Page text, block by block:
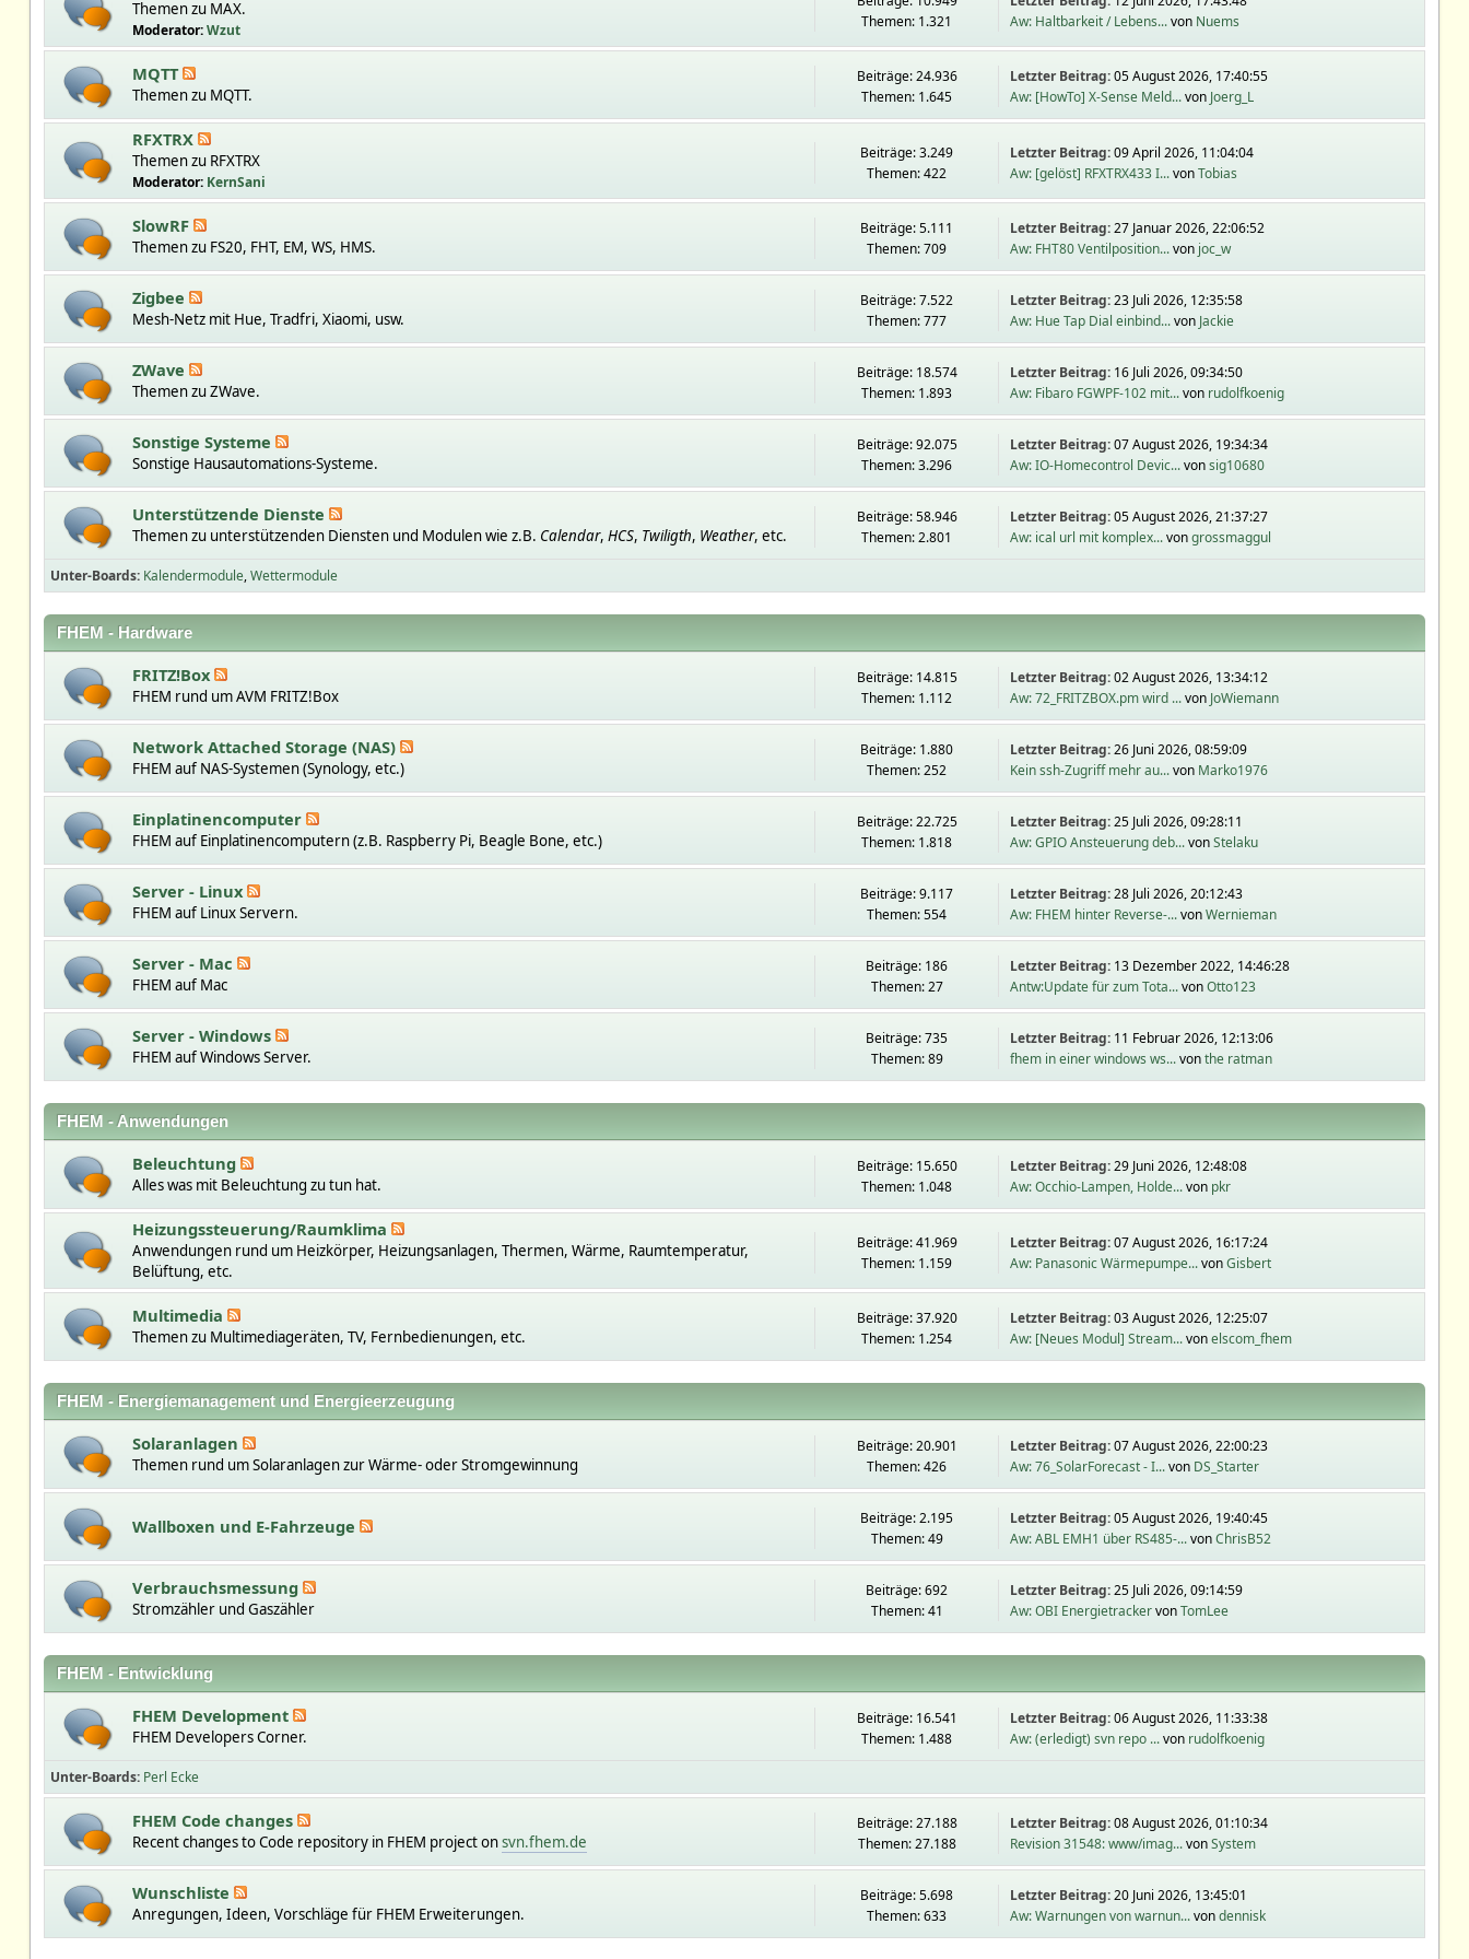
Themen zu MAX.
Moderator:Wzut
Themen: 1.321
Aw: Haltbarkeit / Lebens...von Nuems
MQTT
Themen zu MQTT.
Beiträge: 24.936
Themen: 1.645
Letzter Beitrag:05 August 2026, 17:40:55
Aw: [HowTo] X-Sense Meld...von Joerg_L
RFXTRX
Themen zu RFXTRX
Moderator: KernSani
Beiträge: 3.249
Themen: 422
Letzter Beitrag:09 April 2026, 11:04:04
Aw: [gelöst] RFXTRX433 I...vonTobias
SlowRF
Themen zu FS20, FHT, EM, WS, HMS.
Beiträge: 5.111
Themen: 709
Letzter Beitrag:27 Januar 2026, 22:06:52
Aw: FHT80 Ventilposition...von joc_w
Zigbee
Mesh-Netz mit Hue, Tradfri, Xiaomi, usw.
Beiträge: 7.522
Themen: 777
Letzter Beitrag:23 Juli 2026, 12:35:58
Aw: Hue Tap Dial einbind...von Jackie
ZWave
Themen zu ZWave.
Beiträge: 18.574
Themen: 1.893
Letzter Beitrag: 16 Juli 2026, 09:34:50
Aw: Fibaro FGWPF-102 mit...von rudolfkoenig
Sonstige Systeme
Sonstige Hausautomations-Systeme.
Beiträge: 92.075
Themen: 3.296
Letzter Beitrag:07 August 2026, 19:34:34
Aw: IO-Homecontrol Devic...vonsig10680
Unterstützende Dienste
Themen zu unterstützenden Diensten und Modulen wie z.B. Calendar, HCS, Twiligth, Weather, etc.
Beiträge: 58.946
Themen: 2.801
Letzter Beitrag:05 August 2026, 21:37:27
Aw: ical url mit komplex...vongrossmaggul
Unter-Boards Kalendermodule Wettermodule
FHEM - Hardware
FRITZ!Box
FHEM rund um AVM FRITZ!Box
Beiträge: 14.815
Themen: 1.112
Letzter Beitrag:02 August 2026, 13:34:12
Aw: 72_FRITZBOX.pm wird ...von JoWiemann
Network Attached Storage (NAS)
FHEM auf NAS-Systemen (Synology, etc.)
Beiträge: 1.880
Themen: 252
Letzter Beitrag:26 Juni 2026, 08:59:09
Kein ssh-Zugriff mehr au...von Marko1976
Einplatinencomputer
FHEM auf Einplatinencomputern (z.B. Raspberry Pi, Beagle Bone, etc.)
Beiträge: 22.725
Themen: 1.818
Letzter Beitrag:25 Juli 2026, 09:28:11
Aw: GPIO Ansteuerung deb...vonStelaku
Server - Linux
FHEM auf Linux Servern.
Beiträge: 9.117
Themen: 554
Letzter Beitrag:28 Juli 2026, 20:12:43
Aw: FHEM hinter Reverse-...vonWernieman
Server - Mac
FHEM auf Mac
Beiträge: 186
Themen: 27
Letzter Beitrag: 13 Dezember 2022, 14:46:28
Antw:Update für zum Tota...vonOtto123
Server - Windows
FHEM auf Windows Server.
Beiträge: 735
Themen: 89
Letzter Beitrag: 11 Februar 2026, 12:13:06
fhem in einer windows ws...vonthe ratman
FHEM - Anwendungen
Beleuchtung
Alles was mit Beleuchtung zu tun hat.
Beiträge: 15.650
Themen: 1.048
Letzter Beitrag:29 Juni 2026, 12:48:08
Aw: Occhio-Lampen, Holde...von pkr
Heizungssteuerung/Raumklima
Anwendungen rund um Heizkörper, Heizungsanlagen, Thermen, Wärme, Raumtemperatur,
Belüftung, etc.
Beiträge: 41.969
Themen: 1.159
Letzter Beitrag:07 August 2026, 16:17:24
Aw: Panasonic Wärmepumpe...vonGisbert
Multimedia
Themen zu Multimediageräten, TV, Fernbedienungen, etc.
Beiträge: 37.920
Themen: 1.254
Letzter Beitrag:03 August 2026, 12:25:07
Aw: [Neues Modul] Stream...vonelscom_fhem
FHEM - Energiemanagement und Energieerzeugung
Solaranlagen
Themen rund um Solaranlagen zur Wärme- oder Stromgewinnung
Beiträge: 20.901
Themen: 426
Letzter Beitrag:07 August 2026, 22:00:23
Aw: 76_SolarForecast - I...von DS_Starter
Wallboxen und E-Fahrzeuge
Beiträge: 2.195
Themen: 49
Letzter Beitrag:05 August 2026, 19:40:45
Aw: ABL EMH1 über RS485-...vonChrisB52
Verbrauchsmessung
Stromzähler und Gaszähler
Beiträge: 692
Themen: 41
Letzter Beitrag:25 Juli 2026, 09:14:59
Aw: OBI EnergietrackervonTomLee
FHEM - Entwicklung
FHEM Development
FHEM Developers Corner.
Beiträge: 16.541
Themen: 1.488
Letzter Beitrag:06 August 2026, 11:33:38
Aw: (erledigt) svn repo ...von rudolfkoenig
Unter-Boards Perl Ecke
FHEM Code changes
Recent changes to Code repository in FHEM project onsvn.fhem.de
Beiträge: 27.188
Themen: 27.188
Letzter Beitrag:08 August 2026, 01:10:34
Revision 31548: www/imag...vonSystem
Wunschliste
Anregungen, Ideen, Vorschläge für FHEM Erweiterungen.
Beiträge: 5.698
Themen: 633
Letzter Beitrag:20 Juni 2026, 13:45:01
Aw: Warnungen von warnun...vondennisk